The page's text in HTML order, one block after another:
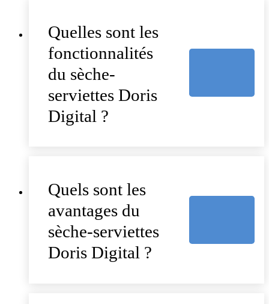
Quelles sont les
fonctionnalités
du sèche-
serviettes Doris
Digital ?
Quels sont les
avantages du
sèche-serviettes
Doris Digital ?